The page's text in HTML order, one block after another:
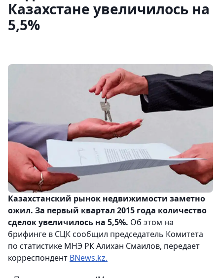
Казахстане увеличилось на
5,5%
Казахстанский рынок недвижимости заметно
ожил. За первый квартал 2015 года количество
сделок увеличилось на 5,5%. Об этом на
брифинге в СЦК сообщил председатель Комитета
по статистике МНЭ РК Алихан Смаилов, передает
корреспондент BNews.kz.